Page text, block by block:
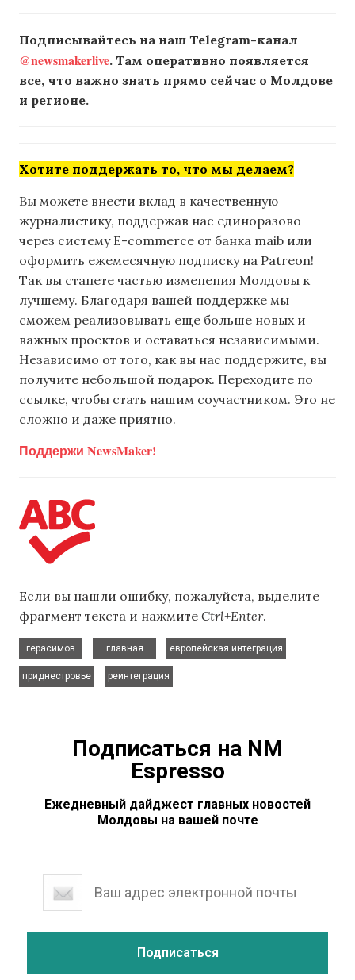
Подписывайтесь на наш Telegram-канал
@newsmakerlive. Там оперативно появляется
все, что важно знать прямо сейчас о Молдове
и регионе.
Хотите поддержать то, что мы делаем?
Вы можете внести вклад в качественную
журналистику, поддержав нас единоразово
через систему E-commerce от банка maib или
оформить ежемесячную подписку на Patreon!
Так вы станете частью изменения Молдовы к
лучшему. Благодаря вашей поддержке мы
сможем реализовывать еще больше новых и
важных проектов и оставаться независимыми.
Независимо от того, как вы нас поддержите, вы
получите небольшой подарок. Переходите по
ссылке, чтобы стать нашим соучастником. Это не
сложно и даже приятно.
Поддержи NewsMaker!
Если вы нашли ошибку, пожалуйста, выделите
фрагмент текста и нажмите Ctrl+Enter.
герасимов
главная
европейская интеграция
приднестровье
реинтеграция
Подписаться на NM
Espresso
Ежедневный дайджест главных новостей
Молдовы на вашей почте